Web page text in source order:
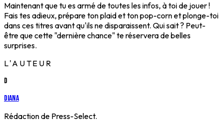
Maintenant que tu es armé de toutes les infos, à toi de jouer !
Fais tes adieux, prépare ton plaid et ton pop-corn et plonge-toi
dans ces titres avant qu'ils ne disparaissent. Qui sait ? Peut-
être que cette "dernière chance" te réservera de belles
surprises.
L'AUTEUR
D
Diana
Rédaction de Press-Select.